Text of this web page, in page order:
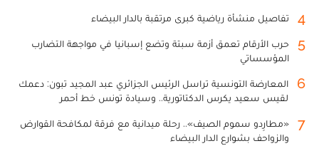
4 تفاصيل منشأة رياضية كبرى مرتقبة بالدار البيضاء
5
حرب الأرقام تعمق أزمة سبتة وتضع إسبانيا في مواجهة التضارب
المؤسساتي
6
المعارضة التونسية تراسل الرئيس الجزائري عبد المجيد تبون: دعمك
لقيس سعيد يكرس الدكتاتورية.. وسيادة تونس خط أحمر
7
«مطارِدو سموم الصيف».. رحلة ميدانية مع فرقة لمكافحة القوارض
والزواحف بشوارع الدار البيضاء